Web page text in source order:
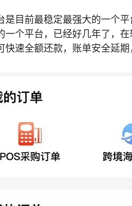
是目前最稳定最强大的一个
一个平台，已经好几年了，
快速全额还款，账单安全延